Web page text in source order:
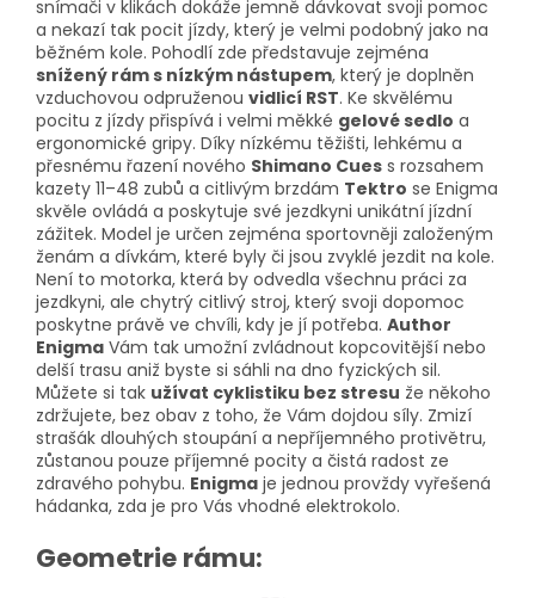
snímači v klikách dokáže jemně dávkovat svoji pomoc
a nekazí tak pocit jízdy, který je velmi podobný jako na
běžném kole. Pohodlí zde představuje zejména
snížený rám s nízkým nástupem, který je doplněn
vzduchovou odpruženou vidlicí RST. Ke skvělému
pocitu z jízdy přispívá i velmi měkké gelové sedlo a
ergonomické gripy. Díky nízkému těžišti, lehkému a
přesnému řazení nového Shimano Cues s rozsahem
kazety 11–48 zubů a citlivým brzdám Tektro se Enigma
skvěle ovládá a poskytuje své jezdkyni unikátní jízdní
zážitek. Model je určen zejména sportovněji založeným
ženám a dívkám, které byly či jsou zvyklé jezdit na kole.
Není to motorka, která by odvedla všechnu práci za
jezdkyni, ale chytrý citlivý stroj, který svoji dopomoc
poskytne právě ve chvíli, kdy je jí potřeba. Author
Enigma Vám tak umožní zvládnout kopcovitější nebo
delší trasu aniž byste si sáhli na dno fyzických sil.
Můžete si tak užívat cyklistiku bez stresu že někoho
zdržujete, bez obav z toho, že Vám dojdou síly. Zmizí
strašák dlouhých stoupání a nepříjemného protivětru,
zůstanou pouze příjemné pocity a čistá radost ze
zdravého pohybu. Enigma je jednou provždy vyřešená
hádanka, zda je pro Vás vhodné elektrokolo.
Geometrie rámu: